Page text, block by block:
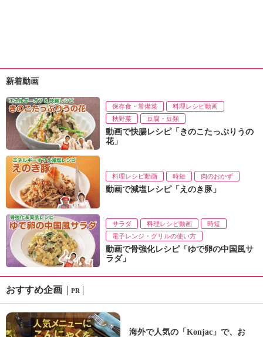
新着動画
保存食・常備菜
料理レシピ動画
秋野菜
豆腐・豆類
動画で快腸レシピ「きのこたっぷりうの
花」
料理レシピ動画 時短 肉のおかず
動画で減塩レシピ「えのき豚」
サラダ 料理レシピ動画
時短
電子レンジ・グリルの使い方
動画で骨強化レシピ「ゆで卵の中国風サ
ラダ」
おすすめ企画 PR
海外で人気の「Konjac」で、お